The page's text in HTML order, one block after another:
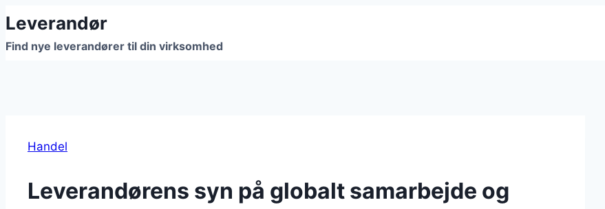
Fortsæt
til
indhold
Leverandør
Find nye leverandører til din virksomhed
Handel
Leverandørens syn på globalt samarbejde og